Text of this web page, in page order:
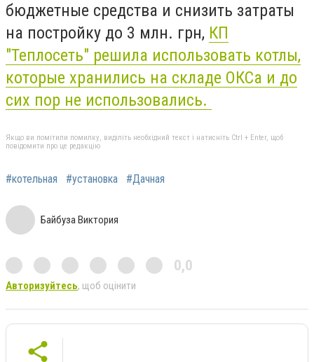
бюджетные средства и снизить затраты
на постройку до 3 млн. грн, КП
"Теплосеть" решила использовать котлы,
которые хранились на складе ОКСа и до
сих пор не использовались.
Якщо ви помітили помилку, виділіть необхідний текст і натисніть Ctrl + Enter, щоб
повідомити про це редакцію
#котельная #установка #Дачная
Байбуза Виктория
0,0
Авторизуйтесь, щоб оцінити